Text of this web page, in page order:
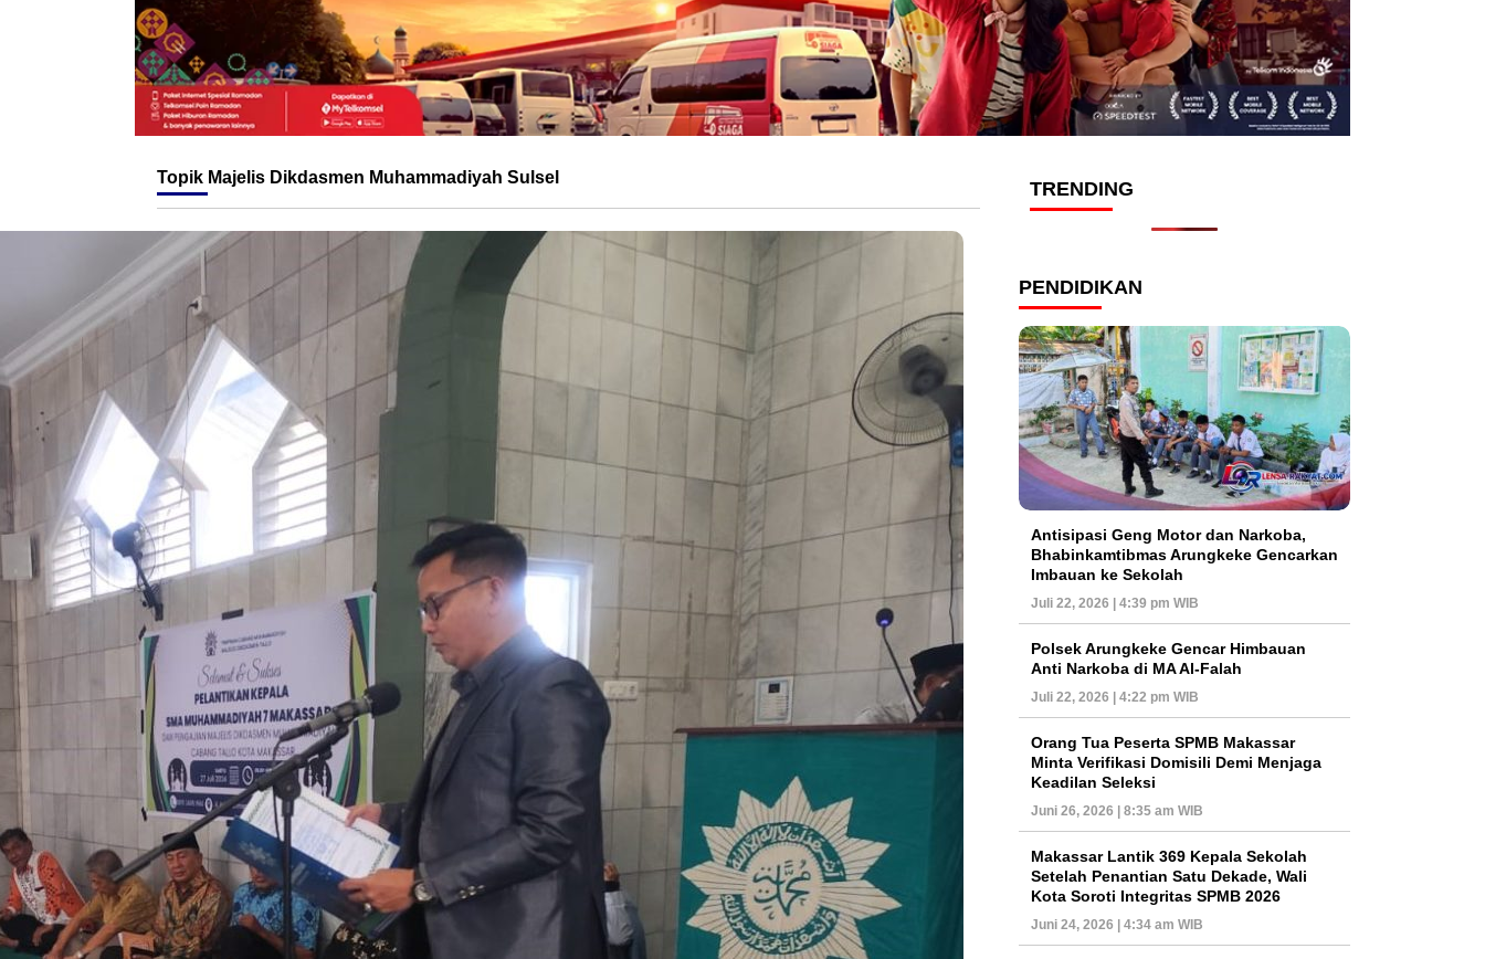
Topik Majelis Dikdasmen Muhammadiyah Sulsel
TRENDING
PENDIDIKAN
Antisipasi Geng Motor dan Narkoba,
Bhabinkamtibmas Arungkeke Gencarkan
Imbauan ke Sekolah
Juli 22, 2026 | 4:39 pm WIB
Polsek Arungkeke Gencar Himbauan
Anti Narkoba di MA Al-Falah
Juli 22, 2026 | 4:22 pm WIB
Orang Tua Peserta SPMB Makassar
Minta Verifikasi Domisili Demi Menjaga
Keadilan Seleksi
Juni 26, 2026 | 8:35 am WIB
Makassar Lantik 369 Kepala Sekolah
Setelah Penantian Satu Dekade, Wali
Kota Soroti Integritas SPMB 2026
Juni 24, 2026 | 4:34 am WIB